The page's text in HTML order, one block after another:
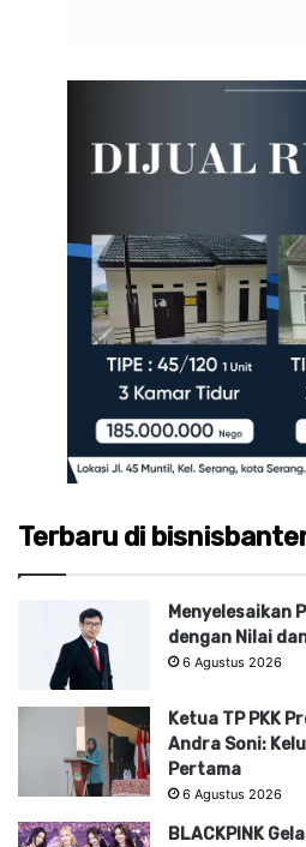
Terbaru di
Menyelesaikan
dengan Nilai
6 Agustus 2026
Ketua TP PKK
Andra Soni:
Pertama
6 Agustus 2026
BLACKPINK